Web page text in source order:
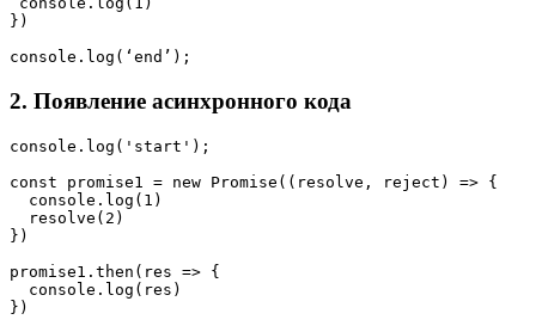
})
console.log(‘end’);
2. Появление асинхронного кода
console.log('start');
const promise1 = new Promise((resolve, reject) => {
  console.log(1)
  resolve(2)
})
promise1.then(res => {
  console.log(res)
})